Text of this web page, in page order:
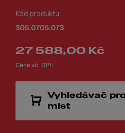
Kód produktu
305.0705.073
27 588,00 Kč
Cena vč. DPH
Vyhledávač
míst